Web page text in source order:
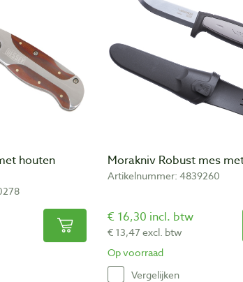
houten
Morakniv Robust mes
Artikelnummer: 4839260
€ 16,30 incl. btw
€ 13,47 excl. btw
Op voorraad
Vergelijken